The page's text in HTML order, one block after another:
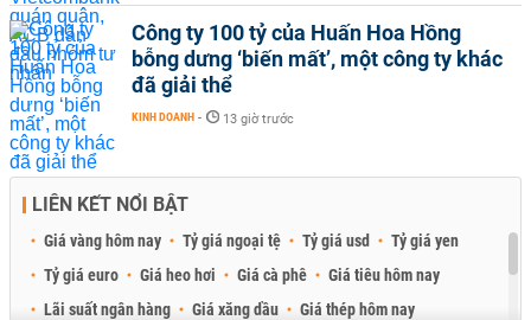
Công ty 100 tỷ của Huấn Hoa Hồng
bỗng dưng ‘biến mất’, một công ty khác
đã giải thể
KINH DOANH - 13 giờ trước
LIÊN KẾT NỔI BẬT
Giá vàng hôm nay Tỷ giá ngoại tệ Tỷ giá usd
Tỷ giá yen
Tỷ giá euro
Giá heo hơi Giá cà phê
Giá tiêu hôm nay
Lãi suất ngân hàng
Giá xăng dầu
Giá thép hôm nay